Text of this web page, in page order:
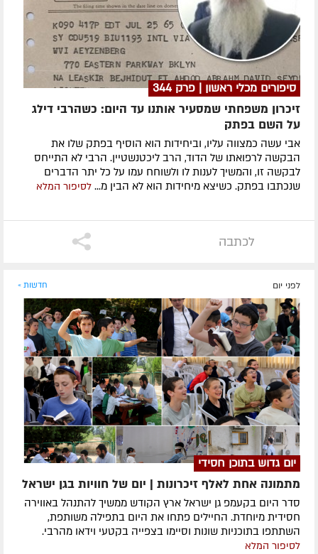
סיפורים מכלי ראשון | פרק 344
זיכרון משפחתי שמסעיר אותנו עד היום: כשהרבי דילג
על השם בפתק
אבי עשה כמצווה עליו, וביחידות הוא הוסיף בפתק שלו את
הבקשה לרפואתו של הדוד, הרב ליכטנשטיין. הרבי לא התייחס
לבקשה זו, והמשיך לענות לו ולשוחח עמו על כל יתר הדברים
שנכתבו בפתק. כשיצא מיחידות הוא לא הבין מ... לסיפור המלא
לכתבה
לפני יום חדשות »
יום גדוש בתוכן חסידי
מתמונה אחת לאלף זיכרונות | יום של חוויות בגן ישראל
סדר היום בקעמפ גן ישראל ארץ הקודש ממשיך להתנהל באווירה
חסידית מיוחדת. החיילים פתחו את היום בתפילה משותפת,
השתתפו בתוכניות שונות וסיימו בצפייה בקטעי וידאו מהרבי.
לסיפור המלא